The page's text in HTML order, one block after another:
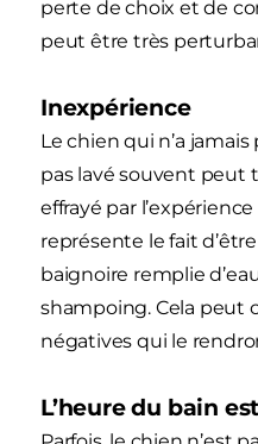
perte de choix et de
peut être très
Inexpérience
Le chien qui n’a
pas lavé souvent
effrayé par
représente le fait
baignoire remplie
shampoing. Cela peut
négatives qui le
L’heure du bain